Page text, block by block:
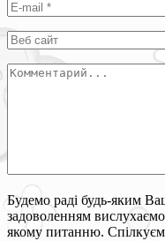
Будемо раді будь-яким
задоволенням
якому питанню.